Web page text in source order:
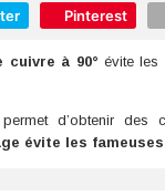
Pinterest
à 90° évite les
permet d’obtenir
évite les